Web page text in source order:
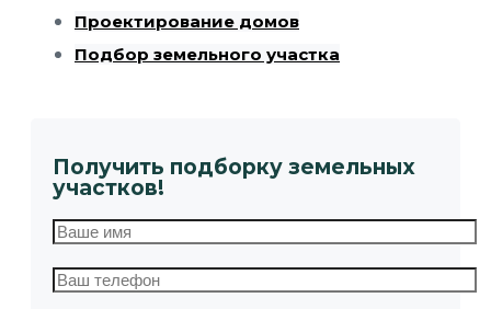
Проектирование домов
Подбор земельного участка
Получить подборку земельных
участков!